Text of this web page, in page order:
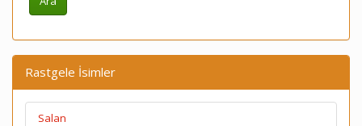
Rastgele İsimler
Salan